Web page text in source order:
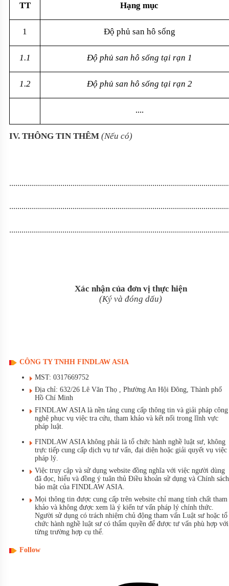
TT Hạng mục
1 Độ phủ san hô sống
1.1 Độ phủ san hô sống tại rạn 1
1.2 Độ phủ san hô sống tại rạn 2
....
IV. THÔNG TIN THÊM (Nếu có)
Xác nhận của đơn vị thực hiện
(Ký và đóng dấu)
CÔNG TY TNHH FINDLAW ASIA
MST: 0317669752
Địa chỉ: 632/26 Lê Văn Thọ , Phường An Hội Đông, Thành phố
Hồ Chí Minh
FINDLAW ASIA là nền tảng cung cấp thông tin và giải pháp công
nghệ phục vụ việc tra cứu, tham khảo và kết nối trong lĩnh vực
pháp luật.
FINDLAW ASIA không phải là tổ chức hành nghề luật sư, không
trực tiếp cung cấp dịch vụ tư vấn, đại diện hoặc giải quyết vụ việc
pháp lý.
Việc truy cập và sử dụng website đồng nghĩa với việc người dùng
đã đọc, hiểu và đồng ý tuân thủ Điều khoản sử dụng và Chính sách
bảo mật của FINDLAW ASIA.
Mọi thông tin được cung cấp trên website chỉ mang tính chất tham
khảo và không được xem là ý kiến tư vấn pháp lý chính thức.
Người sử dụng có trách nhiệm chủ động tham vấn Luật sư hoặc tổ
chức hành nghề luật sư có thẩm quyền để được tư vấn phù hợp với
từng trường hợp cụ thể.
Follow